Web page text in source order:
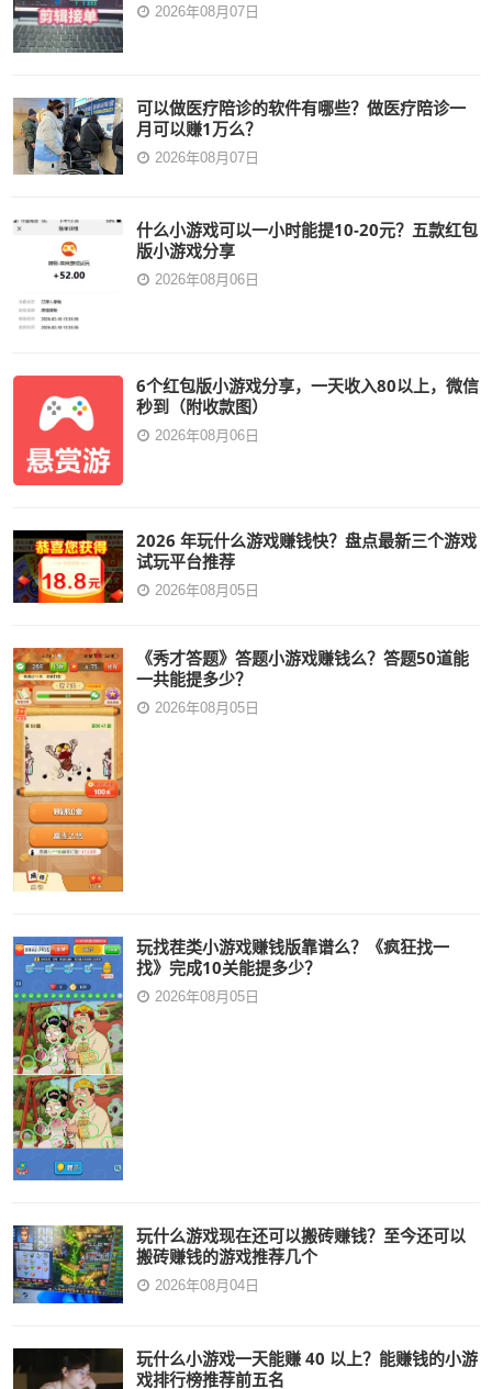
2026年08月07日
可以做医疗陪诊的软件有哪些？做医疗陪诊一
月可以赚1万么？
2026年08月07日
什么小游戏可以一小时能提10-20元？五款红包
版小游戏分享
2026年08月06日
6个红包版小游戏分享，一天收入80以上，微信
秒到（附收款图）
2026年08月06日
2026 年玩什么游戏赚钱快？盘点最新三个游戏
试玩平台推荐
2026年08月05日
《秀才答题》答题小游戏赚钱么？答题50道能
一共能提多少？
2026年08月05日
玩找茬类小游戏赚钱版靠谱么？《疯狂找一
找》完成10关能提多少？
2026年08月05日
玩什么游戏现在还可以搬砖赚钱？至今还可以
搬砖赚钱的游戏推荐几个
2026年08月04日
玩什么小游戏一天能赚 40 以上？能赚钱的小游
戏排行榜推荐前五名